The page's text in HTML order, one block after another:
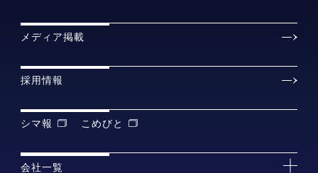
メディア掲載
採用情報
シマ報 こめびと
会社一覧